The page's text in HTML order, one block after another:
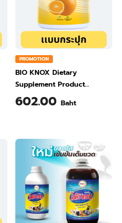
PROMOTION
BIO KNOX Dietary
Supplement Product
Calcium & Vitamin C Plus
Orange Flavour 200 Gram
602.00 Baht